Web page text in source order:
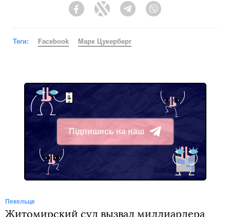
FacebookTwitter Telegram
Теги: Facebook Марк Цукерберг
Підпишись на наш
Telegram
Пекельце
Житомирский суд вызвал миллиардера